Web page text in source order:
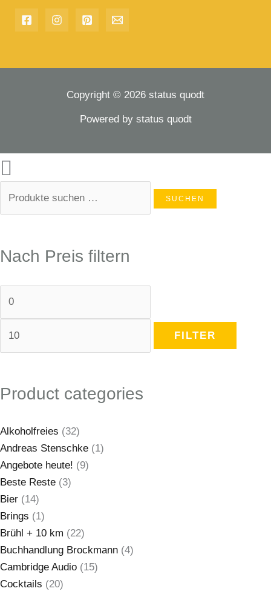
Copyright © 2026 status quodt
Powered by status quodt
SUCHEN
Nach Preis filtern
FILTER
Product categories
Alkoholfreies (32)
Andreas Stenschke (1)
Angebote heute! (9)
Beste Reste (3)
Bier (14)
Brings (1)
Brühl + 10 km (22)
Buchhandlung Brockmann (4)
Cambridge Audio (15)
Cocktails (20)